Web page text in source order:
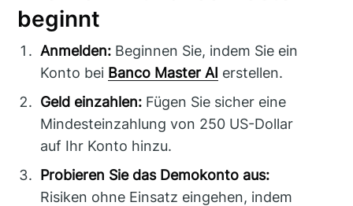
beginnt
Anmelden: Beginnen Sie, indem Sie ein
Konto bei Banco Master AI erstellen.
Geld einzahlen: Fügen Sie sicher eine
Mindesteinzahlung von 250 US-Dollar
auf Ihr Konto hinzu.
Probieren Sie das Demokonto aus:
Risiken ohne Einsatz eingehen, indem